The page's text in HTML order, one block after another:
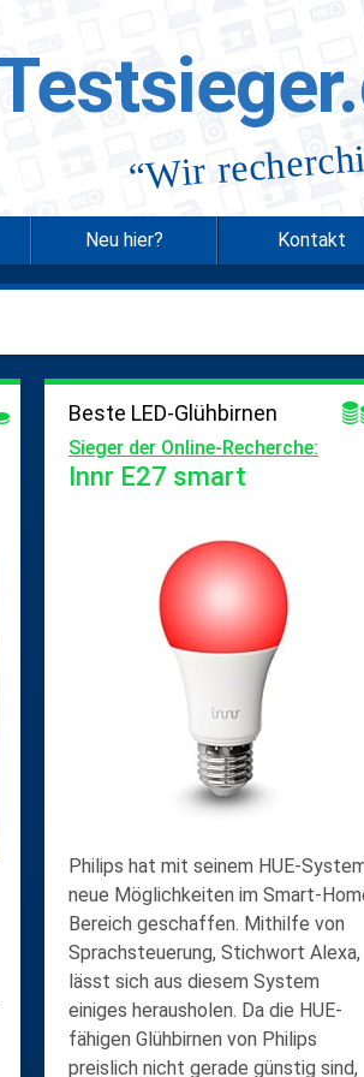
“Wir
Neu hier? Kontakt
Beste LED-Glühbirnen
Sieger der Online-Recherche:
Innr E27 smart
Philips hat mit seinem HUE-
neue Möglichkeiten im Smart-
Bereich geschaffen. Mithilfe von
Sprachsteuerung, Stichwort Alexa,
lässt sich aus diesem System
einiges herausholen. Da die HUE-
fähigen Glühbirnen von Philips
preislich nicht gerade günstig sind,